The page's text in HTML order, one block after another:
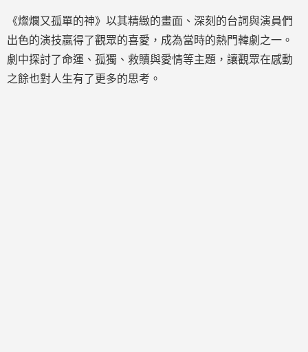
《燦爛又孤單的神》以其精緻的畫面、深刻的台詞與演員們
出色的演技贏得了觀眾的喜愛，成為當時的熱門韓劇之一。
劇中探討了命運、孤獨、救贖與愛情等主題，讓觀眾在感動
之餘也對人生有了更多的思考。